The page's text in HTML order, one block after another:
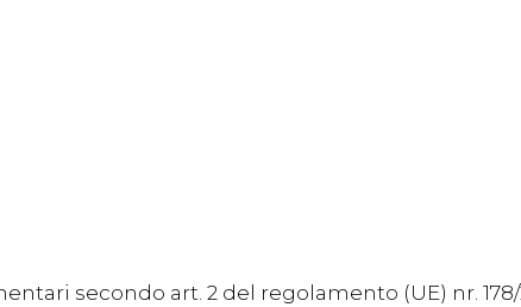
secondo art. 2 del regolamento (UE) nr.